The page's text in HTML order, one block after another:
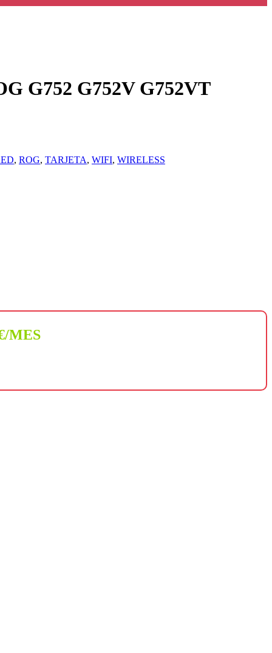
G752 G752V G752VT
, ROG, TARJETA, WIFI, WIRELESS
MES